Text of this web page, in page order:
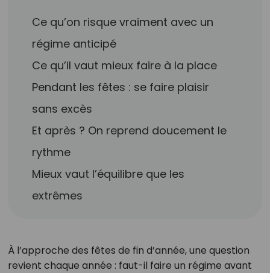
Ce qu’on risque vraiment avec un
régime anticipé
Ce qu’il vaut mieux faire à la place
Pendant les fêtes : se faire plaisir
sans excès
Et après ? On reprend doucement le
rythme
Mieux vaut l’équilibre que les
extrêmes
À l’approche des fêtes de fin d’année, une question
revient chaque année : faut-il faire un régime avant